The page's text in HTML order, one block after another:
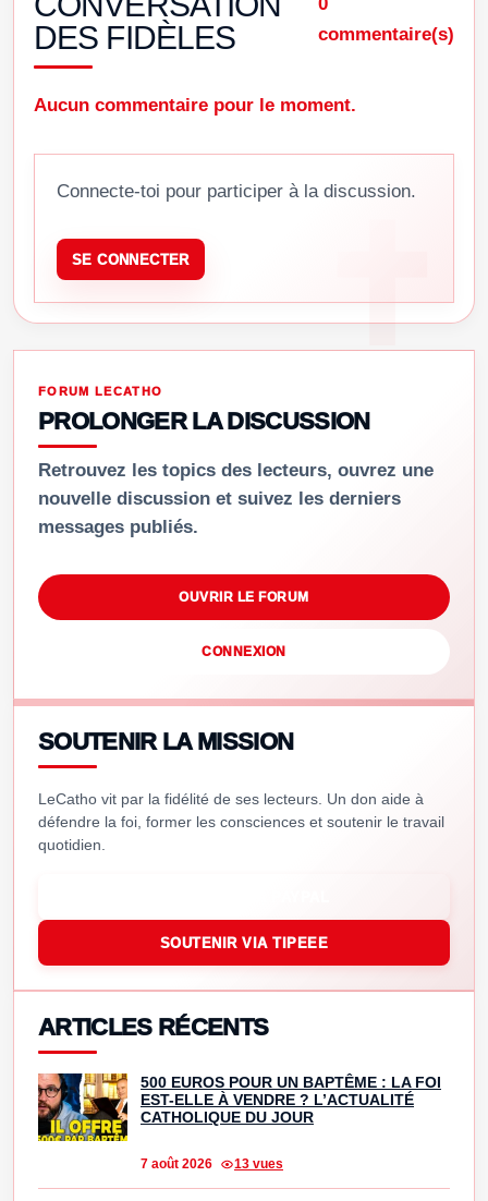
DES FIDÈLES
commentaire(s)
Aucun commentaire pour le moment.
Connecte-toi pour participer à la discussion.
SE CONNECTER
FORUM LECATHO
PROLONGER LA DISCUSSION
Retrouvez les topics des lecteurs, ouvrez une
nouvelle discussion et suivez les derniers
messages publiés.
OUVRIR LE FORUM
CONNEXION
SOUTENIR LA MISSION
LeCatho vit par la fidélité de ses lecteurs. Un don aide à
défendre la foi, former les consciences et soutenir le travail
quotidien.
SOUTENIR VIA TIPEEE
ARTICLES RÉCENTS
500 EUROS POUR UN BAPTÊME : LA FOI
EST-ELLE À VENDRE ? L’ACTUALITÉ
CATHOLIQUE DU JOUR
7 août 2026 13 vues